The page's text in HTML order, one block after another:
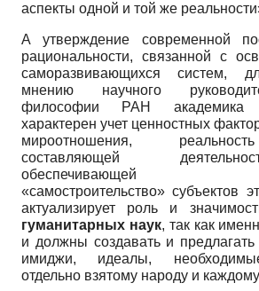
аспекты одной и той же
А утверждение современной
рациональности, связанной с
саморазвивающихся систем,
мнению научного
философии РАН академика
характерен учет ценностных
мироотношения,
составляющей
обеспечивающей
«самостроительство» субъектов
актуализирует роль и
гуманитарных наук, так как
и должны создавать и
имиджи, идеалы,
отдельно взятому народу и